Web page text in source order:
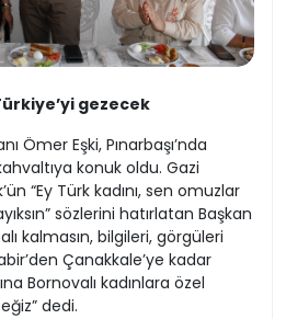
gezecek
Ömer Eşki, Pınarbaşı’nda
konuk oldu. Gazi
“Ey Türk kadını, sen omuzlar
sözlerini hatırlatan Başkan
kalmasın, bilgileri, görgüleri
Çanakkale’ye kadar
Bornovalı kadınlara özel
dedi.